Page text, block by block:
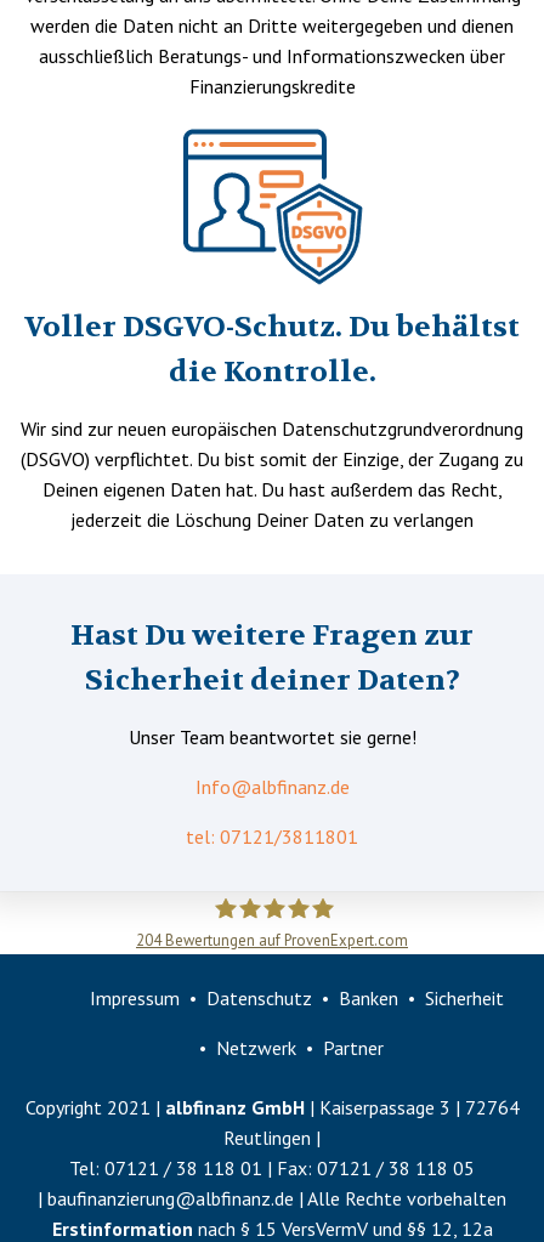
werden die Daten nicht an Dritte weitergegeben und dienen
ausschließlich Beratungs- und Informationszwecken über
Finanzierungskredite
Voller DSGVO-Schutz. Du behältst
die Kontrolle.
Wir sind zur neuen europäischen Datenschutzgrundverordnung
(DSGVO) verpflichtet. Du bist somit der Einzige, der Zugang zu
Deinen eigenen Daten hat. Du hast außerdem das Recht,
jederzeit die Löschung Deiner Daten zu verlangen
Hast Du weitere Fragen zur
Sicherheit deiner Daten?
Unser Team beantwortet sie gerne!
Info@albfinanz.de
tel: 07121/3811801
204Bewertungen auf ProvenExpert.com
Impressum Datenschutz Banken Sicherheit
Netzwerk Partner
Copyright 2021 | albfinanz GmbH| Kaiserpassage 3 | 72764
Reutlingen |
Tel: 07121 / 38 118 01 | Fax: 07121 / 38 118 05
| baufinanzierung@albfinanz.de | Alle Rechte vorbehalten
Erstinformation nach § 15 VersVermV und §§ 12, 12a